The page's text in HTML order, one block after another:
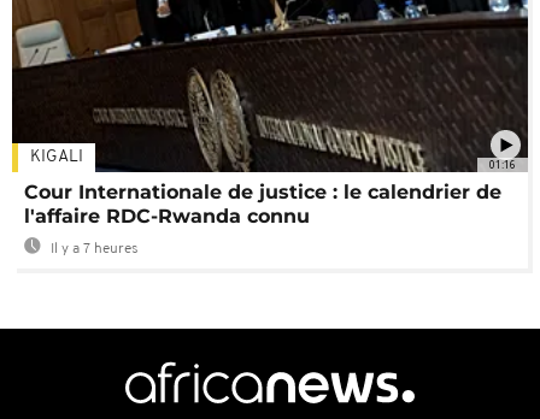
01:16
KIGALI
Cour Internationale de justice : le calendrier de
l'affaire RDC-Rwanda connu
Il y a 7 heures